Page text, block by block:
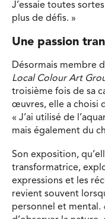
J’essaie toutes
plus de déﬁs. »
Une passion
Désormais membre
Local Colour Art
troisième fois de sa
œuvres, elle a choisi
« J’ai utilisé de
mais également du
Son exposition,
transformatrice,
expressions et les
revient souvent
personnel et mental.